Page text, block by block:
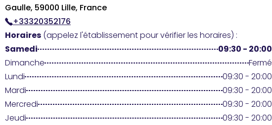
Gaulle, 59000 Lille, France
+33320352176
Horaires (appelez l'établissement pour vérifier les horaires) :
Samedi
09:30 - 20:00
Dimanche
Fermé
Lundi
09:30 - 20:00
Mardi
09:30 - 20:00
Mercredi
09:30 - 20:00
Jeudi
09:30 - 20:00